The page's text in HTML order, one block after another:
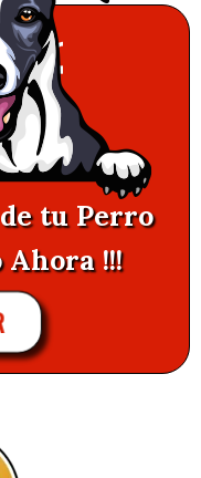
tu Perro
!!!